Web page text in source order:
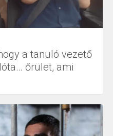
a tanuló vezető
őrület, ami